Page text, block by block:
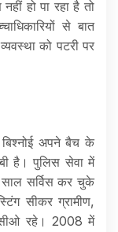
हो पा रहा है तो
से बात
को पटरी पर
अपने बैच के
है। पुलिस सेवा में
सर्विस कर चुके
सीकर ग्रामीण,
सीओ रहे। 2008 में